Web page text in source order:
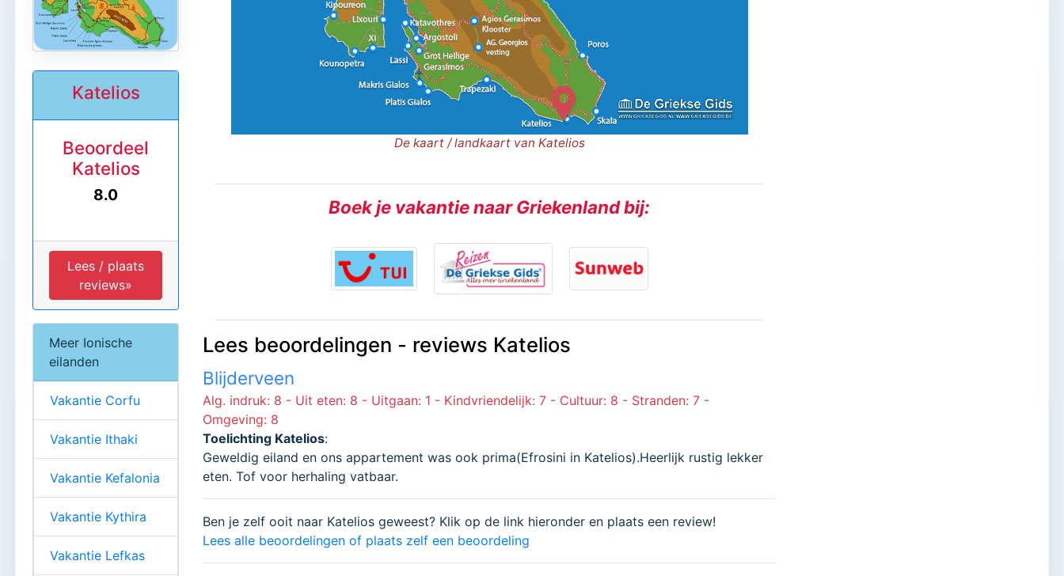
De kaart / landkaart van Katelios
Boek je vakantie naar Griekenland bij:
Lees beoordelingen - reviews Katelios
Blijderveen
Alg. indruk: 8 - Uit eten: 8 - Uitgaan: 1 - Kindvriendelijk: 7 - Cultuur: 8 - Stranden: 7 -
Omgeving: 8
Toelichting Katelios:
Geweldig eiland en ons appartement was ook prima(Efrosini in Katelios).Heerlijk rustig lekker
eten. Tof voor herhaling vatbaar.
Ben je zelf ooit naar Katelios geweest? Klik op de link hieronder en plaats een review!
Lees alle beoordelingen of plaats zelf een beoordeling
Katelios
Beoordeel
Katelios
8.0
Lees / plaats
reviews»
Meer Ionische
eilanden
Vakantie Corfu
Vakantie Ithaki
Vakantie Kefalonia
Vakantie Kythira
Vakantie Lefkas